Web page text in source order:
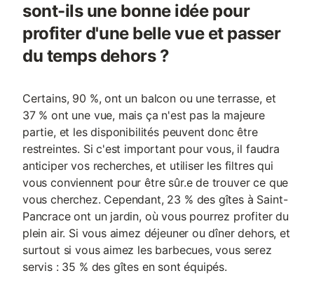
sont-ils une bonne idée pour
profiter d'une belle vue et passer
du temps dehors ?
Certains, 90 %, ont un balcon ou une terrasse, et
37 % ont une vue, mais ça n'est pas la majeure
partie, et les disponibilités peuvent donc être
restreintes. Si c'est important pour vous, il faudra
anticiper vos recherches, et utiliser les filtres qui
vous conviennent pour être sûr.e de trouver ce que
vous cherchez. Cependant, 23 % des gîtes à Saint-
Pancrace ont un jardin, où vous pourrez profiter du
plein air. Si vous aimez déjeuner ou dîner dehors, et
surtout si vous aimez les barbecues, vous serez
servis : 35 % des gîtes en sont équipés.